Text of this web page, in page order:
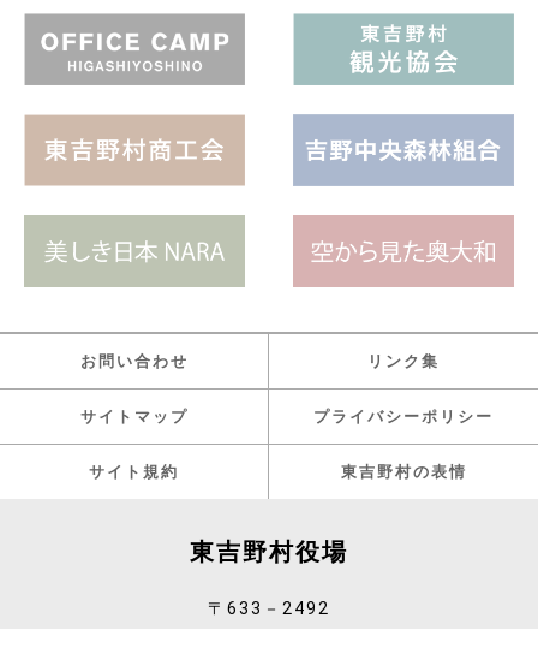
お問い合わせ リンク集
サイトマップ プライバシーポリシー
サイト規約 東吉野村の表情
東吉野村役場
〒633－2492